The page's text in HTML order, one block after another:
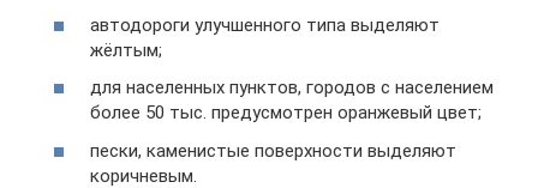
автодороги улучшенного типа выделяют
жёлтым;
для населенных пунктов, городов с населением
более 50 тыс. предусмотрен оранжевый цвет;
пески, каменистые поверхности выделяют
коричневым.